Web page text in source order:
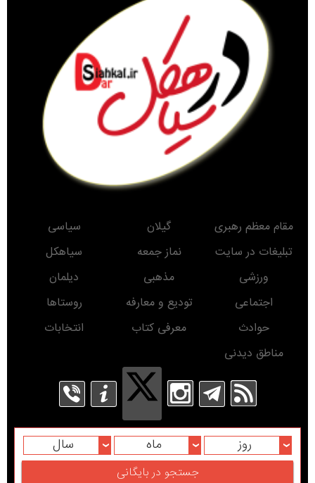
مقام معظم رهبری گیلان
سیاسی
تبلیغات در سایت
نماز جمعه
سیاهکل
ورزشی
مذهبی
دیلمان
اجتماعی
تودیع و معارفه
روستاها
حوادث
معرفی کتاب
انتخابات
مناطق دیدنی
روز ماه سال